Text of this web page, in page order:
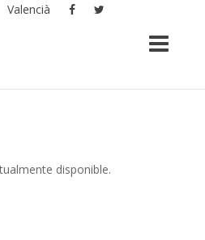
Valencià
disponible.